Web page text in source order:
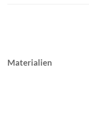
Materialien